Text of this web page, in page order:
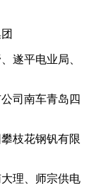
遂平电业局、
司南车青岛四
枝花钢钒有限
理、师宗供电